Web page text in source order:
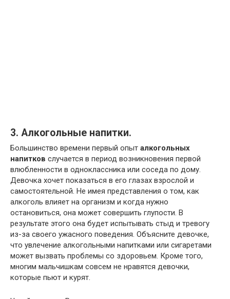
3. Алкогольные напитки.
Большинство времени первый опыт алкогольных
напитков случается в период возникновения первой
влюбленности в одноклассника или соседа по дому.
Девочка хочет показаться в его глазах взрослой и
самостоятельной. Не имея представления о том, как
алкоголь влияет на организм и когда нужно
остановиться, она может совершить глупости. В
результате этого она будет испытывать стыд и тревогу
из-за своего ужасного поведения. Объясните девочке,
что увлечение алкогольными напитками или сигаретами
может вызвать проблемы со здоровьем. Кроме того,
многим мальчишкам совсем не нравятся девочки,
которые пьют и курят.